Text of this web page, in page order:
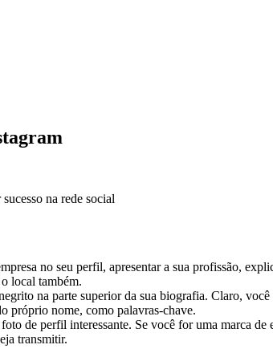
na rede social
no seu perfil, apresentar a sua profissão,
local também.
na parte superior da sua biografia. Claro,
próprio nome, como palavras-chave.
de perfil interessante. Se você for uma marca
transmitir.